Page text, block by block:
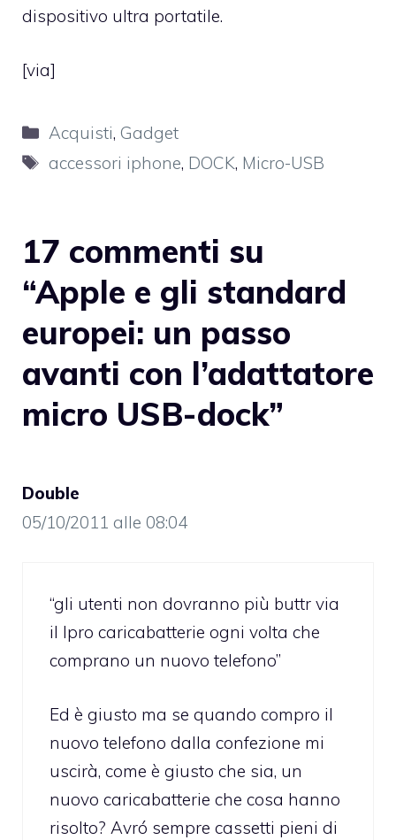
dispositivo ultra portatile.
[via]
Categorie
Acquisti, Gadget
Tag
accessori iphone, DOCK, Micro-USB
17 commenti su
“Apple e gli standard
europei: un passo
avanti con l’adattatore
micro USB-dock”
Double
05/10/2011 alle 08:04
“gli utenti non dovranno più buttr via
il lpro caricabatterie ogni volta che
comprano un nuovo telefono”
Ed è giusto ma se quando compro il
nuovo telefono dalla confezione mi
uscirà, come è giusto che sia, un
nuovo caricabatterie che cosa hanno
risolto? Avró sempre cassetti pieni di